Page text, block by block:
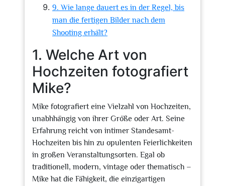
9. Wie lange dauert es in der Regel, bis
man die fertigen Bilder nach dem
Shooting erhält?
1. Welche Art von
Hochzeiten fotografiert
Mike?
Mike fotografiert eine Vielzahl von Hochzeiten,
unabhhängig von ihrer Größe oder Art. Seine
Erfahrung reicht von intimer Standesamt-
Hochzeiten bis hin zu opulenten Feierlichkeiten
in großen Veranstaltungsorten. Egal ob
traditionell, modern, vintage oder thematisch –
Mike hat die Fähigkeit, die einzigartigen